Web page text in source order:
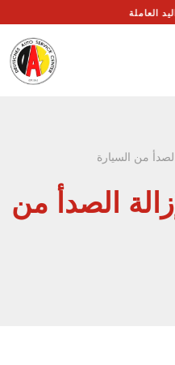
من السيارة
الصدأ من